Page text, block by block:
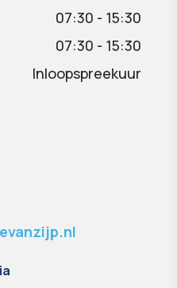
07:30 - 15:30
07:30 - 15:30
Inloopspreekuur